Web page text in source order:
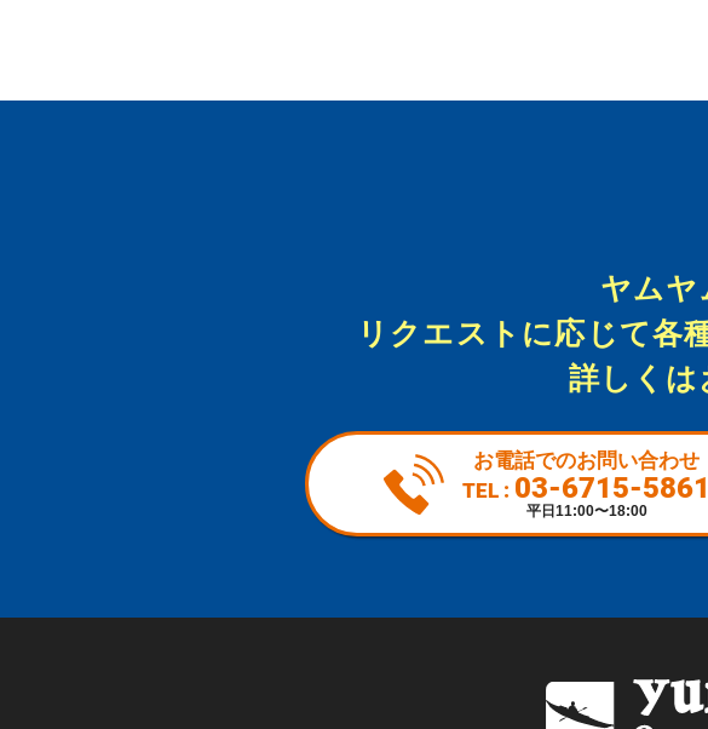
ヤムヤ
リクエストに応じて各
詳しくは
お電話でのお問い合わせ
TEL : 03-6715-5861
平日11:00〜18:00